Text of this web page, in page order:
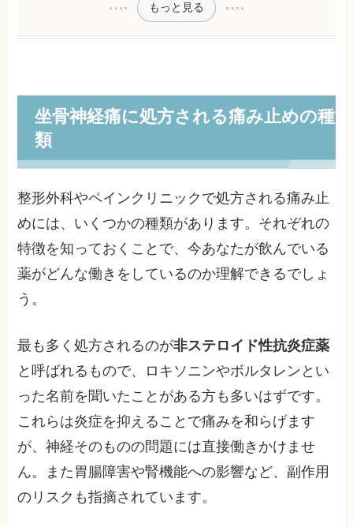
もっと見る
坐骨神経痛に処方される痛み止めの種
類
整形外科やペインクリニックで処方される痛み止
めには、いくつかの種類があります。それぞれの
特徴を知っておくことで、今あなたが飲んでいる
薬がどんな働きをしているのか理解できるでしょ
う。
最も多く処方されるのが非ステロイド性抗炎症薬
と呼ばれるもので、ロキソニンやボルタレンとい
った名前を聞いたことがある方も多いはずです。
これらは炎症を抑えることで痛みを和らげます
が、神経そのものの問題には直接働きかけませ
ん。また胃腸障害や腎機能への影響など、副作用
のリスクも指摘されています。